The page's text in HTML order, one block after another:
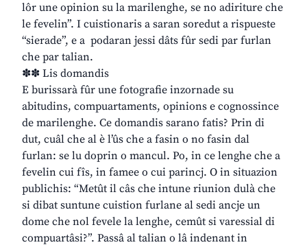
lôr une opinion su la marilenghe, se no adiriture che
le fevelin”. I cuistionaris a saran soredut a rispueste
“sierade”, e a podaran jessi dâts fûr sedi par furlan
che par talian.
✽✽ Lis domandis
E burissarà fûr une fotografie inzornade su
abitudins, compuartaments, opinions e cognossince
de marilenghe. Ce domandis sarano fatis? Prin di
dut, cuâl che al è l’ûs che a fasin o no fasin dal
furlan: se lu doprin o mancul. Po, in ce lenghe che a
fevelin cui fîs, in famee o cui parincj. O in situazion
publichis: “Metût il câs che intune riunion dulà che
si dibat suntune cuistion furlane al sedi ancje un
dome che nol fevele la lenghe, cemût si varessial di
compuartâsi?”. Passâ al talian o lâ indenant in